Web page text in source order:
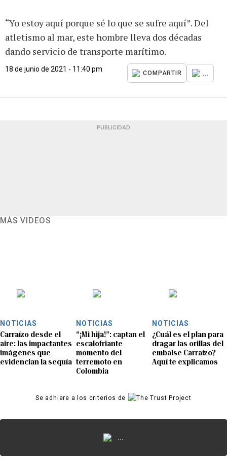
“Yo estoy aquí porque sé lo que se sufre aquí”. Del
atletismo al mar, este hombre lleva dos décadas
dando servicio de transporte marítimo.
18 de junio de 2021 - 11:40 pm
COMPARTIR ...
PUBLICIDAD
MÁS VIDEOS
NOTICIAS
Carraízo desde el
aire: las impactantes
imágenes que
evidencian la sequía
NOTICIAS
“¡Mi hija!”: captan el
escalofriante
momento del
terremoto en
Colombia
NOTICIAS
¿Cuál es el plan para
dragar las orillas del
embalse Carraízo?
Aquí te explicamos
Se adhiere a los criterios de
...